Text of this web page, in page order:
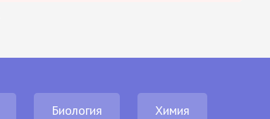
Биология Химия